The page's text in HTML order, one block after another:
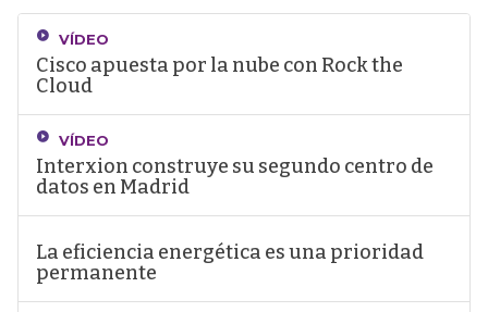
VÍDEO
Cisco apuesta por la nube con Rock the
Cloud
VÍDEO
Interxion construye su segundo centro de
datos en Madrid
La eficiencia energética es una prioridad
permanente